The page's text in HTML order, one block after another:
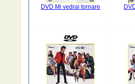
DVD Mi vedrai tornare